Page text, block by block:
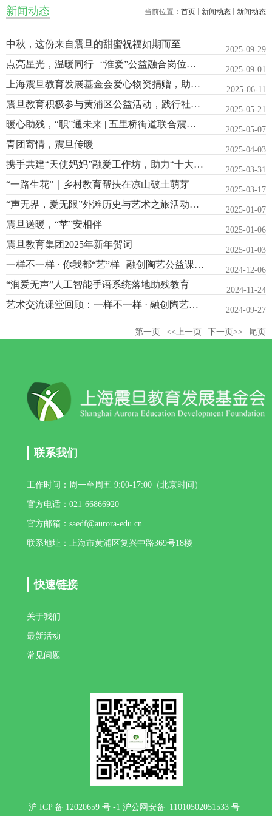
当前位置： 首页 新闻动态 新闻动态
新闻动态
中秋，这份来自震旦的甜蜜祝福如期而至
2025-09-29
点亮星光，温暖同行 | “淮爱”公益融合岗位体验
2025-09-01
上海震旦教育发展基金会爱心物资捐赠，助力大武民族中学发展
2025-06-11
震旦教育积极参与黄浦区公益活动，践行社会责任
2025-05-21
暖心助残，“职”通未来 | 五里桥街道联合震旦教育打造残疾人就...
2025-05-07
青团寄情，震旦传暖
2025-04-03
携手共建“天使妈妈”融爱工作坊，助力“十大融合品牌”点亮星途
2025-03-31
“一路生花”｜乡村教育帮扶在凉山破土萌芽
2025-03-17
“声无界，爱无限”外滩历史与艺术之旅活动成功举行
2025-01-07
震旦送暖，“苹”安相伴
2025-01-06
震旦教育集团2025年新年贺词
2025-01-03
一样不一样 · 你我都“艺”样 | 融创陶艺公益课堂温暖延续
2024-12-06
“润爱无声”人工智能手语系统落地助残教育
2024-11-24
艺术交流课堂回顾：一样不一样 · 融创陶艺公益课
2024-09-27
第一页 <<上一页 下一页>> 尾页
联系我们
工作时间：周一至周五 9:00-17:00（北京时间）
官方电话：021-66866920
官方邮箱：saedf@aurora-edu.cn
联系地址：上海市黄浦区复兴中路369号18楼
快速链接
关于我们
最新活动
常见问题
沪 ICP 备 12020659 号 -1 沪公网安备 11010502051533 号